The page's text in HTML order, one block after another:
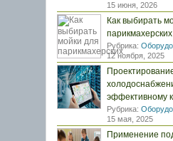
15 июня, 2026
Как выбирать
парикмахерских
Рубрика:
12 ноября, 2025
эффективному
Рубрика:
15 мая, 2025
Применение